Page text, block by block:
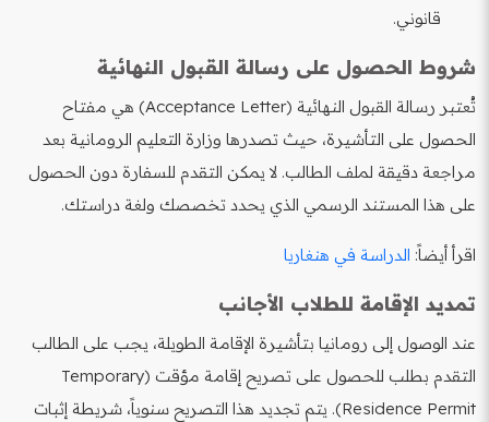
قانوني.
شروط الحصول على رسالة القبول النهائية
تُعتبر رسالة القبول النهائية (Acceptance Letter) هي مفتاح
الحصول على التأشيرة، حيث تصدرها وزارة التعليم الرومانية بعد
مراجعة دقيقة لملف الطالب. لا يمكن التقدم للسفارة دون الحصول
على هذا المستند الرسمي الذي يحدد تخصصك ولغة دراستك.
اقرأ أيضاً: الدراسة في هنغاريا
تمديد الإقامة للطلاب الأجانب
عند الوصول إلى رومانيا بتأشيرة الإقامة الطويلة، يجب على الطالب
التقدم بطلب للحصول على تصريح إقامة مؤقت (Temporary
Residence Permit). يتم تجديد هذا التصريح سنوياً، شريطة إثبات